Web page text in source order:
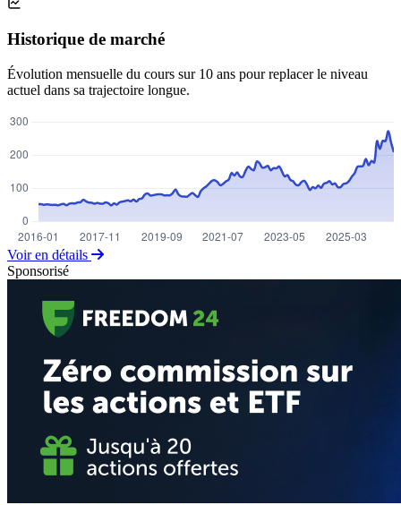
Historique de marché
Évolution mensuelle du cours sur 10 ans pour replacer le niveau
actuel dans sa trajectoire longue.
Voir en détails
Sponsorisé